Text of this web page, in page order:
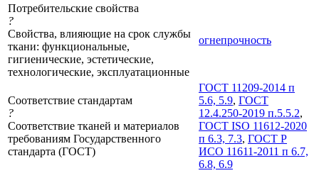
Потребительские свойства
?
Свойства, влияющие на срок службы
ткани: функциональные,
гигиенические, эстетические,
технологические, эксплуатационные
огнепрочность
Соответствие стандартам
?
Соответствие тканей и материалов
требованиям Государственного
стандарта (ГОСТ)
ГОСТ 11209-2014 п
5.6, 5.9, ГОСТ
12.4.250-2019 п.5.5.2,
ГОСТ ISO 11612-2020
п 6.3, 7.3, ГОСТ Р
ИСО 11611-2011 п 6.7,
6.8, 6.9